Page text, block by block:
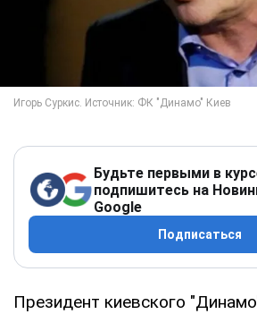
Будьте первыми в
подпишитесь на
Google
Подписаться
Президент киевского